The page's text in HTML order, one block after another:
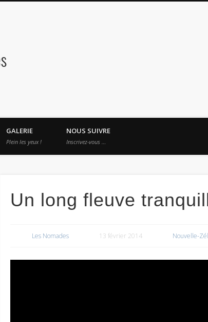
GALERIE
Plein les yeux !
NOUS SUIVRE
Inscrivez-vous …
Un long fleuve
Les Nomades 13 février 2014 Nouvelle-